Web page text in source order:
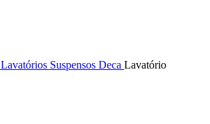
Lavatórios Suspensos Deca Lavatório